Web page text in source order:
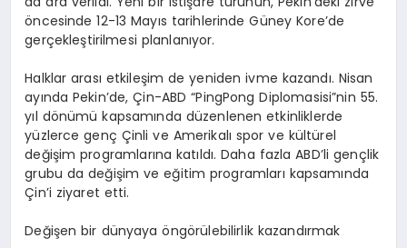
öncesinde 12-13 Mayıs tarihlerinde Güney Kore’de
gerçekleştirilmesi planlanıyor.
Halklar arası etkileşim de yeniden ivme kazandı. Nisan
ayında Pekin’de, Çin-ABD “PingPong Diplomasisi”nin 55.
yıl dönümü kapsamında düzenlenen etkinliklerde
yüzlerce genç Çinli ve Amerikalı spor ve kültürel
değişim programlarına katıldı. Daha fazla ABD’li gençlik
grubu da değişim ve eğitim programları kapsamında
Çin’i ziyaret etti.
Değişen bir dünyaya öngörülebilirlik kazandırmak